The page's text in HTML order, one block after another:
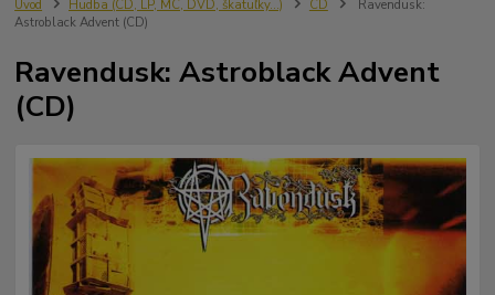
Úvod Hudba (CD, LP, MC, DVD, škatuľky...) CD
Ravendusk:
Astroblack Advent (CD)
Ravendusk: Astroblack Advent
(CD)